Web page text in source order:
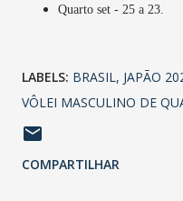
Quarto set - 25 a 23.
LABELS: BRASIL JAPÃO
VÔLEI MASCULINO DE
COMPARTILHAR